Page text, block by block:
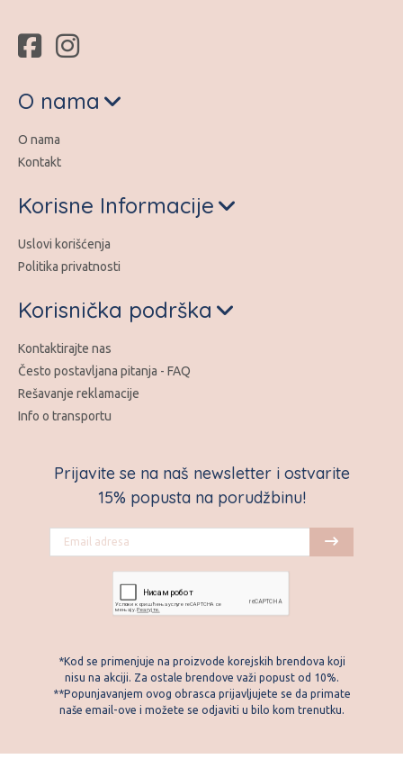
Prijavite se na naš newsletter i ostvarite
15% popusta na porudžbinu!
*Kod se primenjuje na proizvode korejskih brendova koji
nisu na akciji. Za ostale brendove važi popust od 10%.
**Popunjavanjem ovog obrasca prijavljujete se da primate
naše email-ove i možete se odjaviti u bilo kom trenutku.
O nama
O nama
Kontakt
Korisne Informacije
Uslovi korišćenja
Politika privatnosti
Korisnička podrška
Kontaktirajte nas
Često postavljana pitanja - FAQ
Rešavanje reklamacije
Info o transportu